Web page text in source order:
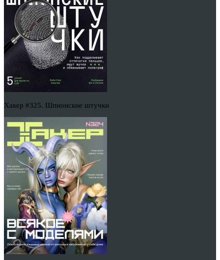
Хакер #325. Шпионские штучки